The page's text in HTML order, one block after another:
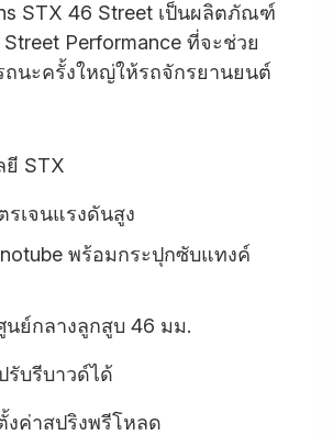
STX 46 Street เป็นผลิตภัณฑ์
Performance ที่จะช่วย
ถนะครั้งใหญ่ให้รถจักรยานยนต์
ยี STX
รเจนแรงดันสูง
พร้อมกระปุกซับแทงค์
นย์กลางลูกสูบ 46 มม.
รับรีบาวด์ได้
งค่าสปริงพรีโหลด